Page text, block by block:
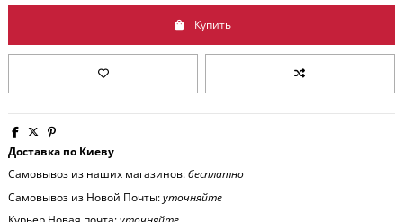
Купить
Доставка по Киеву
Самовывоз из наших магазинов:бесплатно
Самовывоз из Новой Почты:уточняйте